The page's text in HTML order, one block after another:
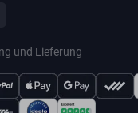
und Lieferung